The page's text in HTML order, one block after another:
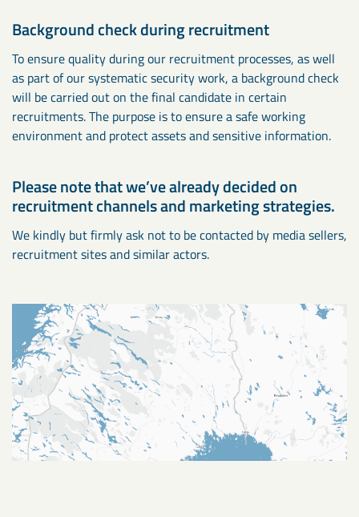
Background check during recruitment
To ensure quality during our recruitment processes, as well
as part of our systematic security work, a background check
will be carried out on the final candidate in certain
recruitments. The purpose is to ensure a safe working
environment and protect assets and sensitive information.
Please note that we’ve already decided on
recruitment channels and marketing strategies.
We kindly but firmly ask not to be contacted by media sellers,
recruitment sites and similar actors.
Gällivare
Kiruna
Luleå